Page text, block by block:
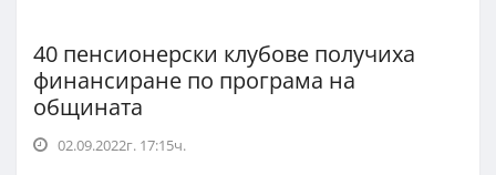
40 пенсионерски клубове получиха
финансиране по програма на
общината
02.09.2022г. 17:15ч.